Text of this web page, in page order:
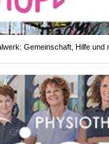
Gemeinschaft, Hilfe und